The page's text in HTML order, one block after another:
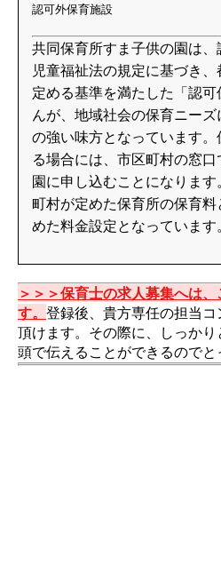
認可外保育施設
共同保育所すま子供の園は、
児童福祉法の規定に基づき
定める基準を満たした「認
んが、地域社会の保育ニー
の強い味方となっています
る場合には、市区町村の窓
園に申し込むことになりま
町村が定めた保育所の保育
めた料金設定となっています。
＞＞＞保育士の求人募集へは
す。 登録後、貴方専任の担当
頂けます。その際に、しっか
頭で伝えることができるのでと